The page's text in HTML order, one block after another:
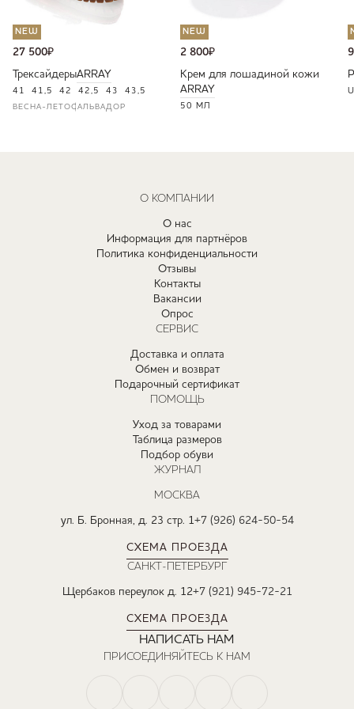
NEW
27 500₽
ТрексайдерыARRAY
41 41,5 42 42,5 43 43,5
ВЕСНА-ЛЕТОСАЛЬВАДОР
NEW
2 800₽
Крем для лошадиной кожи
ARRAY
50 МЛ
О КОМПАНИИ
О нас
Информация для партнёров
Политика конфиденциальности
Отзывы
Контакты
Вакансии
Опрос
СЕРВИС
Доставка и оплата
Обмен и возврат
Подарочный сертификат
ПОМОЩЬ
Уход за товарами
Таблица размеров
Подбор обуви
ЖУРНАЛ
МОСКВА
ул. Б. Бронная, д. 23 стр. 1+7 (926) 624-50-54
СХЕМА ПРОЕЗДА
САНКТ-ПЕТЕРБУРГ
Щербаков переулок д. 12+7 (921) 945-72-21
СХЕМА ПРОЕЗДА
НАПИСАТЬ НАМ
ПРИСОЕДИНЯЙТЕСЬ К НАМ